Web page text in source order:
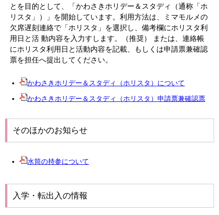
とを目的として、「かわさきホリデー＆スタディ（通称「ホ
リスタ」）」を開始しています。利用方法は、ミマモルメの
欠席遅刻連絡で「ホリスタ」を選択し、備考欄にホリスタ利
用日と活 動内容を入力すします。（推奨） または、連絡帳
にホリスタ利用日と活動内容を記載、もしくは申請票兼確認
票を担任へ提出してください。
かわさきホリデー＆スタディ（ホリスタ）について
かわさきホリデー＆スタディ（ホリスタ）申請票兼確認票
そのほかのお知らせ
水筒の持参について
入学・転出入の情報